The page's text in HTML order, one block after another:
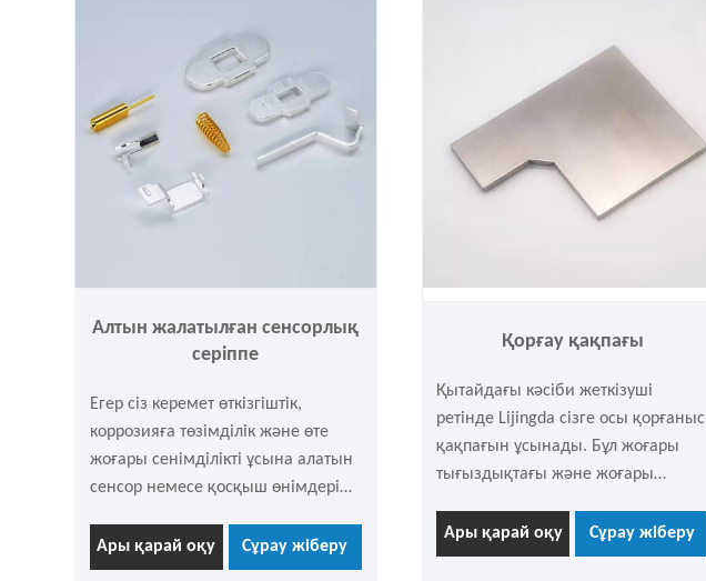
Алтын жалатылған сенсорлық
серіппе
Егер сіз керемет өткізгіштік,
коррозияға төзімділік және өте
жоғары сенімділікті ұсына алатын
сенсор немесе қосқыш өнімдері
Lijingda фабрикасы сіз үшін алтын
жалатылған сенсорлық серіппені
Ары қарай оқу Сұрау жіберу
Қорғау қақпағы
Қытайдағы кәсіби жеткізуші
ретінде Lijingda сізге осы қорғаныс
қақпағын ұсынады. Бұл жоғары
тығыздықтағы және жоғары
арнайы әзірленген негізгі EMC
компоненті. Ол жоғары сапалы
Ары қарай оқу Сұрау жіберу